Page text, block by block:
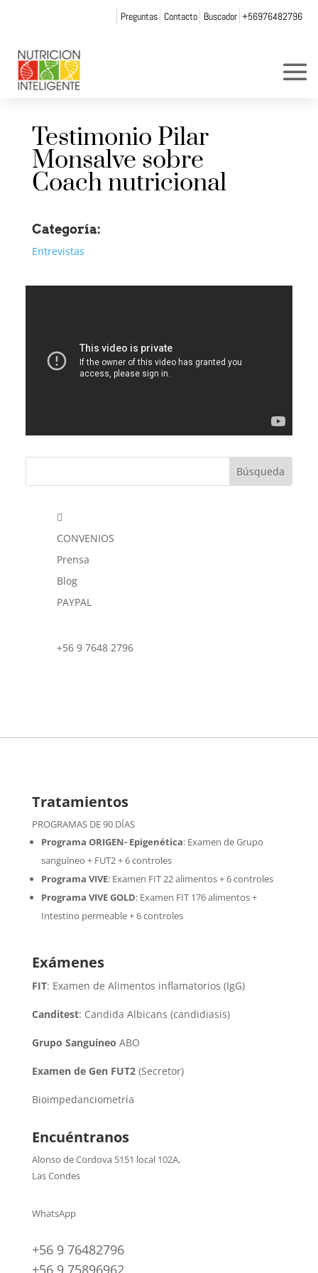
Preguntas Contacto Buscador +56976482796
Testimonio Pilar
Monsalve sobre
Coach nutricional
Categoría:
Entrevistas

CONVENIOS
Prensa
Blog
PAYPAL
+56 9 7648 2796
Tratamientos
PROGRAMAS DE 90 DÍAS
Programa ORIGEN- Epigenética:Examen de Grupo
sanguíneo + FUT2 + 6 controles
Programa VIVE: Examen FIT 22 alimentos + 6 controles
Programa VIVE GOLD: Examen FIT 176 alimentos +
Intestino permeable + 6 controles
Exámenes
FIT: Examen de Alimentos inflamatorios (IgG)
Canditest: Candida Albicans (candidiasis)
Grupo Sanguíneo ABO
Examen de Gen FUT2(Secretor)
Bioimpedanciometría
Encuéntranos
Alonso de Cordova 5151 local 102A,
Las Condes
WhatsApp
+56 9 76482796
+56 9 75896962